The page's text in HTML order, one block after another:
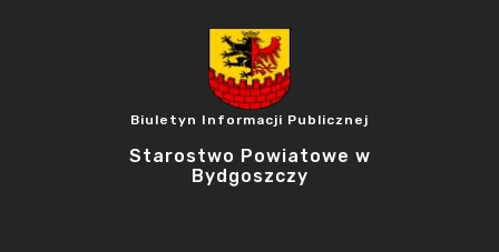
Biuletyn Informacji Publicznej
Starostwo Powiatowe w
Bydgoszczy